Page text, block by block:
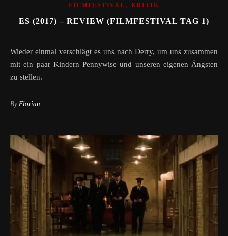
FILMFESTIVAL , KRITIK
ES (2017) – REVIEW (FILMFESTIVAL TAG 1)
Wieder einmal verschlägt es uns nach Derry, um uns zusammen
mit ein paar Kindern Pennywise und unseren eigenen Ängsten
zu stellen.
By Florian